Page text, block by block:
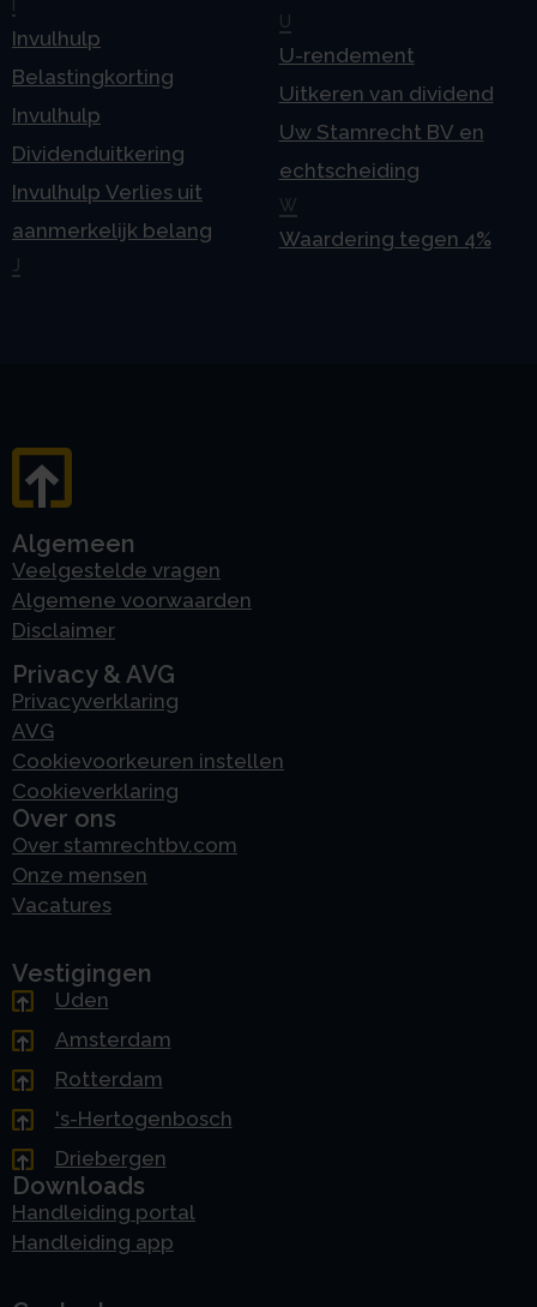
Invulhulp
Belastingkorting
Invulhulp
Dividenduitkering
Invulhulp Verlies uit
aanmerkelijk belang
U
U-rendement
Uitkeren van dividend
Uw Stamrecht BV en
echtscheiding
W
Waardering tegen 4%
Algemeen
Veelgestelde vragen
Algemene voorwaarden
Disclaimer
Privacy & AVG
Privacyverklaring
AVG
Cookievoorkeuren instellen
Cookieverklaring
Over ons
Over stamrechtbv.com
Onze mensen
Vacatures
Vestigingen
Uden
Amsterdam
Rotterdam
's-Hertogenbosch
Driebergen
Downloads
Handleiding portal
Handleiding app